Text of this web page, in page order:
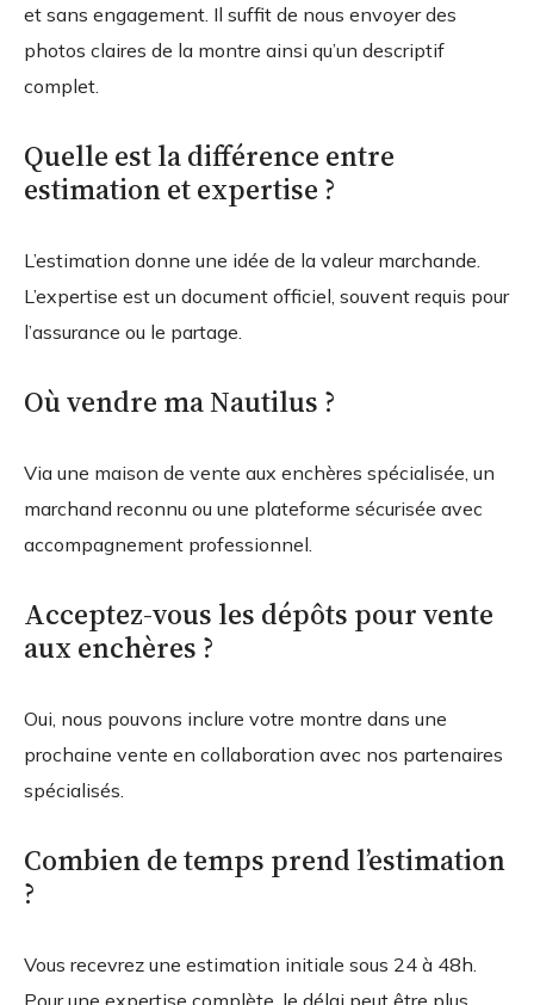
et sans engagement. Il suffit de nous envoyer des
photos claires de la montre ainsi qu’un descriptif
complet.
Quelle est la différence entre
estimation et expertise ?
L’estimation donne une idée de la valeur marchande.
L’expertise est un document officiel, souvent requis pour
l’assurance ou le partage.
Où vendre ma Nautilus ?
Via une maison de vente aux enchères spécialisée, un
marchand reconnu ou une plateforme sécurisée avec
accompagnement professionnel.
Acceptez-vous les dépôts pour vente
aux enchères ?
Oui, nous pouvons inclure votre montre dans une
prochaine vente en collaboration avec nos partenaires
spécialisés.
Combien de temps prend l’estimation
?
Vous recevrez une estimation initiale sous 24 à 48h.
Pour une expertise complète, le délai peut être plus